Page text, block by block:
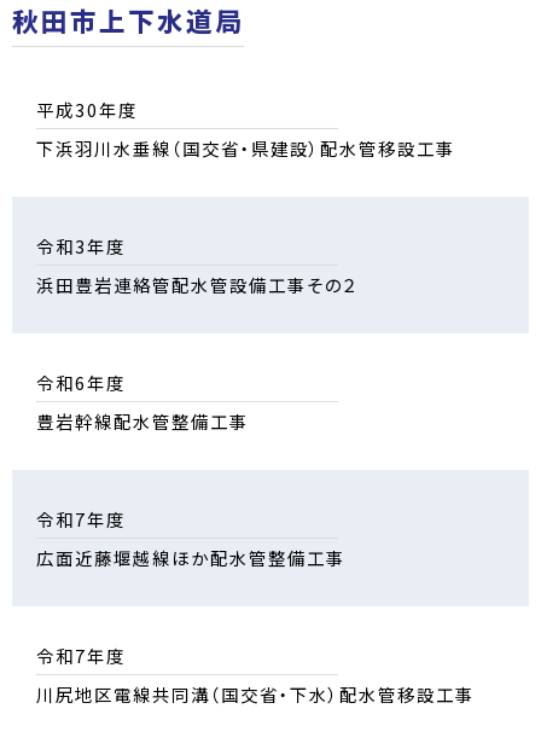
秋田市上下水道局
平成30年度
下浜羽川水垂線（国交省・県建設）配水管移設工事
令和3年度
浜田豊岩連絡管配水管設備工事その２
令和6年度
豊岩幹線配水管整備工事
令和7年度
広面近藤堰越線ほか配水管整備工事
令和7年度
川尻地区電線共同溝（国交省・下水）配水管移設工事